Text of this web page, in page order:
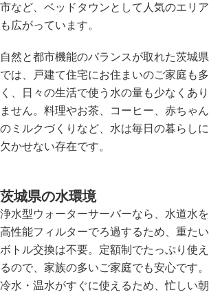
市など、ベッドタウンとして人気のエリア
も広がっています。
自然と都市機能のバランスが取れた茨城県
では、戸建て住宅にお住まいのご家庭も多
く、日々の生活で使う水の量も少なくあり
ません。料理やお茶、コーヒー、赤ちゃん
のミルクづくりなど、水は毎日の暮らしに
欠かせない存在です。
茨城県の水環境
浄水型ウォーターサーバーなら、水道水を
高性能フィルターでろ過するため、重たい
ボトル交換は不要。定額制でたっぷり使え
るので、家族の多いご家庭でも安心です。
冷水・温水がすぐに使えるため、忙しい朝